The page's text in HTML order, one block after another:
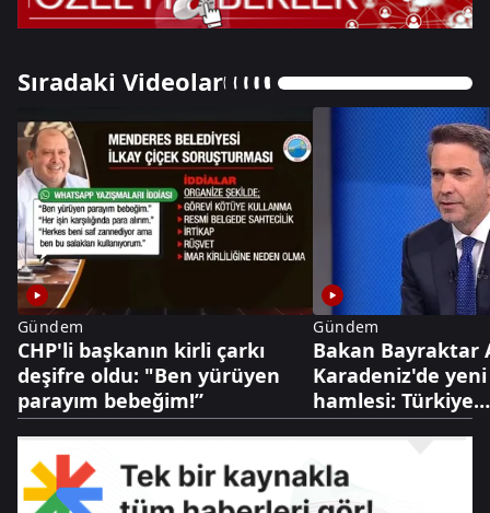
Sıradaki Videolar
Gündem
CHP'li başkanın kirli çarkı
deşifre oldu: "Ben yürüyen
parayım bebeğim!”
Gündem
Bakan Bayraktar
Karadeniz'de
hamlesi: Türkiye
Bulgaristan'da